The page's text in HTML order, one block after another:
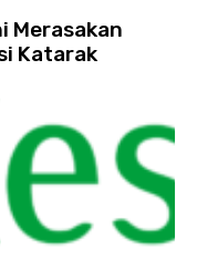
Merasakan
Katarak